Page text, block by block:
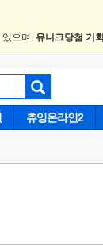
있으며, 유니크당첨 기회
츄잉온라인2